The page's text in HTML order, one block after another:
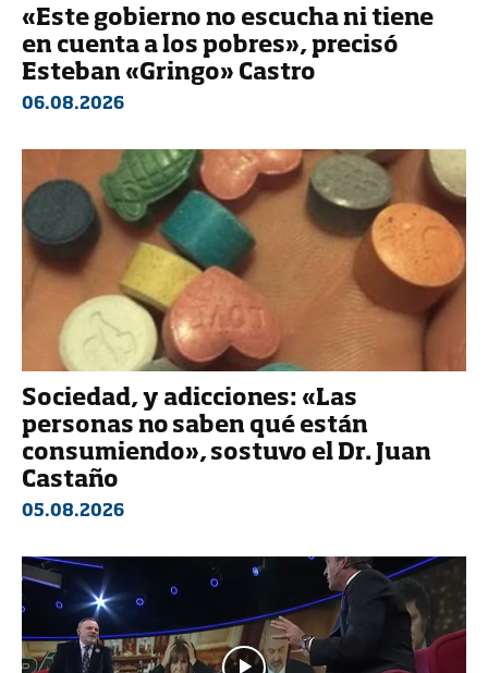
«Este gobierno no escucha ni tiene
en cuenta a los pobres», precisó
Esteban «Gringo» Castro
06.08.2026
Sociedad, y adicciones: «Las
personas no saben qué están
consumiendo», sostuvo el Dr. Juan
Castaño
05.08.2026